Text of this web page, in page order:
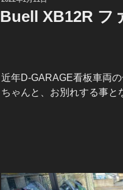
日:
Buell XB12R フ
近年D-GARAGE看板車両
ちゃんと、お別れする事と